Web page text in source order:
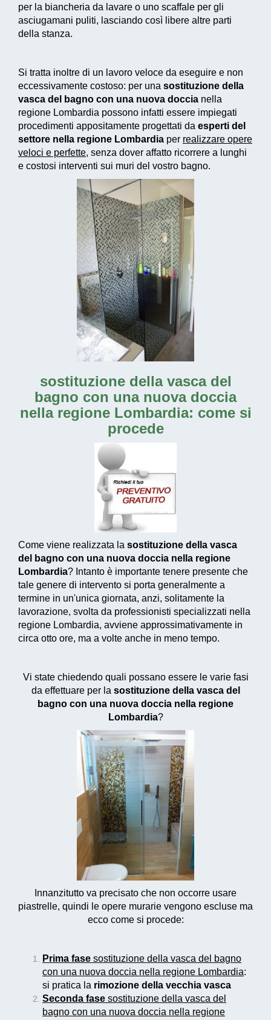
per la biancheria da lavare o uno scaffale per gli
asciugamani puliti, lasciando così libere altre parti
della stanza.
Si tratta inoltre di un lavoro veloce da eseguire e non
eccessivamente costoso: per una sostituzione della
vasca del bagno con una nuova doccia nella
regione Lombardia possono infatti essere impiegati
procedimenti appositamente progettati da esperti del
settore nella regione Lombardia per realizzare opere
veloci e perfette, senza dover affatto ricorrere a lunghi
e costosi interventi sui muri del vostro bagno.
sostituzione della vasca del
bagno con una nuova doccia
nella regione Lombardia: come si
procede
Come viene realizzata la sostituzione della vasca
del bagno con una nuova doccia nella regione
Lombardia? Intanto è importante tenere presente che
tale genere di intervento si porta generalmente a
termine in un'unica giornata, anzi, solitamente la
lavorazione, svolta da professionisti specializzati nella
regione Lombardia, avviene approssimativamente in
circa otto ore, ma a volte anche in meno tempo.
Vi state chiedendo quali possano essere le varie fasi
da effettuare per la sostituzione della vasca del
bagno con una nuova doccia nella regione
Lombardia?
Innanzitutto va precisato che non occorre usare
piastrelle, quindi le opere murarie vengono escluse ma
ecco come si procede:
Prima fase sostituzione della vasca del bagno
con una nuova doccia nella regione Lombardia:
si pratica la rimozione della vecchia vasca
Seconda fase sostituzione della vasca del
bagno con una nuova doccia nella regione